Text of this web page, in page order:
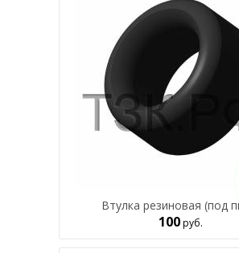
Втулка резиновая (под
100руб.